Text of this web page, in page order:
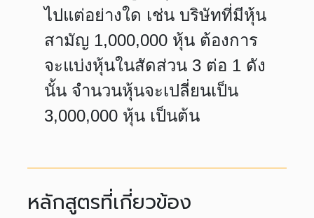
ไปแต่อย่างใด เช่น บริษัทที่มีหุ้น
สามัญ 1,000,000 หุ้น ต้องการ
จะแบ่งหุ้นในสัดส่วน 3 ต่อ 1 ดัง
นั้น จำนวนหุ้นจะเปลี่ยนเป็น
3,000,000 หุ้น เป็นต้น
หลักสูตรที่เกี่ยวข้อง